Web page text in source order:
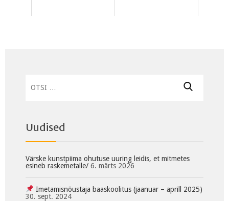
Uudised
Värske kunstpiima ohutuse uuring leidis, et mitmetes
esineb raskemetalle/ 6. märts 2026
Imetamisnõustaja baaskoolitus (jaanuar – aprill 2025)
30. sept. 2024